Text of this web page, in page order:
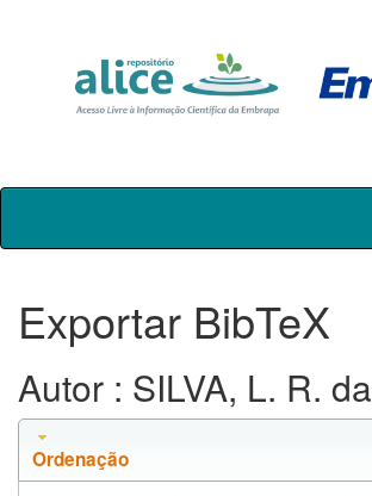
Skip
Exportar BibTeX
Autor : SILVA, L. R. da
Ordenação